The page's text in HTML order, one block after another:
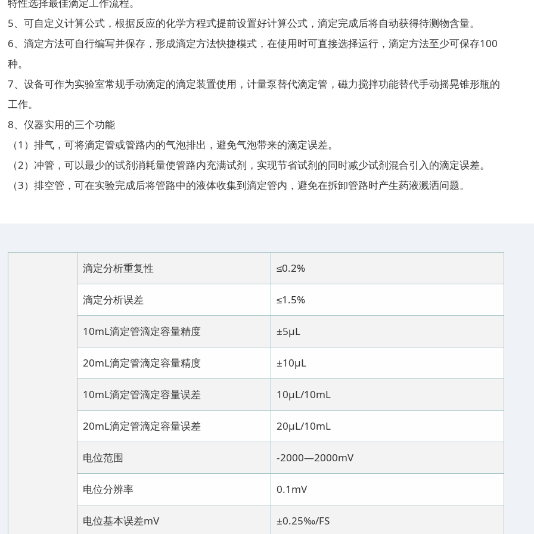
5、可自定义计算公式，根据反应的化学方程式提前设置好计算公式，滴定完成后将自动获得待测物含量。
6、滴定方法可自行编写并保存，形成滴定方法快捷模式，在使用时可直接选择运行，滴定方法至少可保存100
种。
7、设备可作为实验室常规手动滴定的滴定装置使用，计量泵替代滴定管，磁力搅拌功能替代手动摇晃锥形瓶的
工作。
8、仪器实用的三个功能
（1）排气，可将滴定管或管路内的气泡排出，避免气泡带来的滴定误差。
（2）冲管，可以最少的试剂消耗量使管路内充满试剂，实现节省试剂的同时减少试剂混合引入的滴定误差。
（3）排空管，可在实验完成后将管路中的液体收集到滴定管内，避免在拆卸管路时产生药液溅洒问题。
滴定分析重复性 ≤0.2%
滴定分析误差 ≤1.5%
10mL滴定管滴定容量精度 ±5μL
20mL滴定管滴定容量精度 ±10μL
10mL滴定管滴定容量误差 10μL/10mL
20mL滴定管滴定容量误差 20μL/10mL
电位范围 -2000—2000mV
电位分辨率 0.1mV
电位基本误差mV ±0.25‰/FS